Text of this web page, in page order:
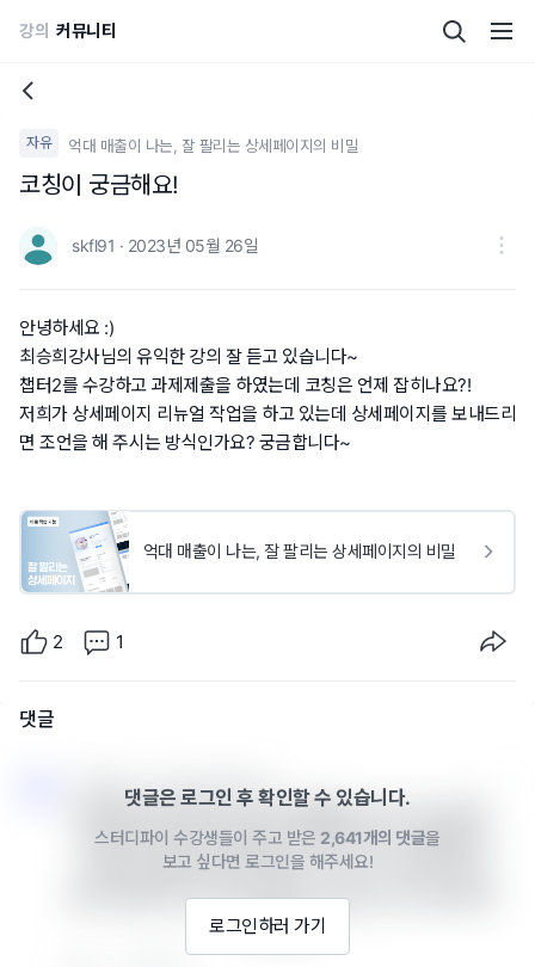
강의 커뮤니티
자유 억대 매출이 나는, 잘 팔리는 상세페이지의 비밀
코칭이 궁금해요!
skfl91 · 2023년 05월 26일
안녕하세요 :)
최승희강사님의 유익한 강의 잘 듣고 있습니다~
챕터2를 수강하고 과제제출을 하였는데 코칭은 언제 잡히나요?!
저희가 상세페이지 리뉴얼 작업을 하고 있는데 상세페이지를 보내드리
면 조언을 해 주시는 방식인가요? 궁금합니다~
억대 매출이 나는, 잘 팔리는 상세페이지의 비밀
2 1
댓글
안녕하세요 통상적으로 과제 제출을 하시고나서 1주일
이내에 코치님께서 메일로 회신해서 코칭 스케줄을 잡
기위한 연락을 취하실 예정입니다. 혹시 1주일 이상 답
변이 없다면, https://studypie.channel.io/ 로 연락부탁
드립니다.
댓글은 로그인 후 확인할 수 있습니다.
스터디파이 수강생들이 주고 받은 2,641개의 댓글을
보고 싶다면 로그인을 해주세요!
로그인하러 가기